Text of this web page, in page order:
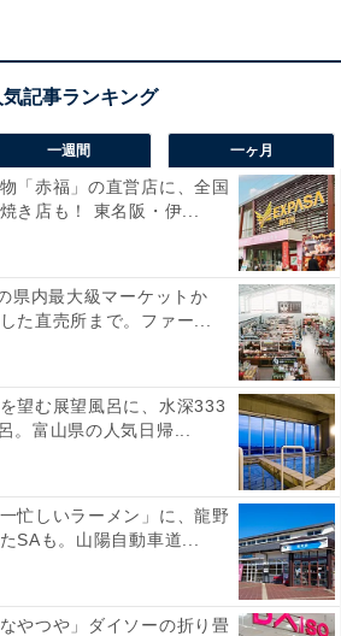
魅力ですね。
音が響いて最高」「バッテリーが
いう声があがっています。一方
し重さを感じる」という声も。外
しみたい人や、タフに使えるスピ
には、おすすめの商品といえそう
お買い得情報】Bose「スマートサ
ー」が特別価格で登場中【2月6日】
一週間 一ヶ月
「赤福」の直営店に、全国
き店も！ 東名阪・伊...
県内最大級マーケットか
た直売所まで。ファー...
望む展望風呂に、水深333
。富山県の人気日帰...
忙しいラーメン」に、龍野
SAも。山陽自動車道...
やつや」ダイソーの折り畳